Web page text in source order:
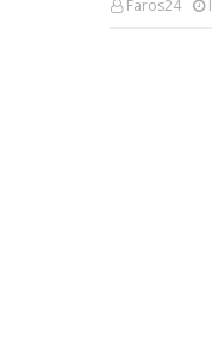
Faros24